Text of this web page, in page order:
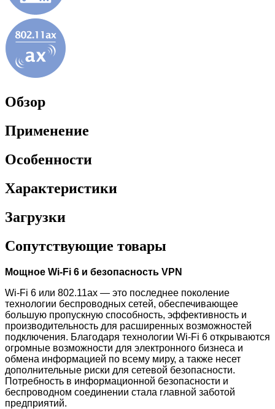
Обзор
Применение
Особенности
Характеристики
Загрузки
Сопутствующие товары
Мощное Wi-Fi 6 и безопасность VPN
Wi-Fi 6 или 802.11ax — это последнее поколение
технологии беспроводных сетей, обеспечивающее
большую пропускную способность, эффективность и
производительность для расширенных возможностей
подключения. Благодаря технологии Wi-Fi 6 открываются
огромные возможности для электронного бизнеса и
обмена информацией по всему миру, а также несет
дополнительные риски для сетевой безопасности.
Потребность в информационной безопасности и
беспроводном соединении стала главной заботой
предприятий.